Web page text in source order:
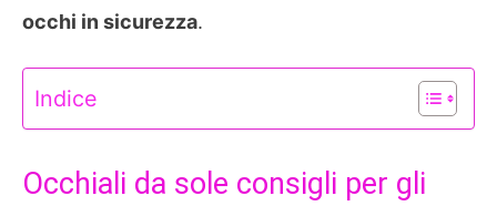
occhi in sicurezza.
Indice
Occhiali da sole consigli per gli